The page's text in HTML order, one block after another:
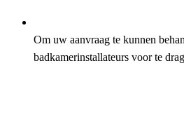
Om uw aanvraag te kunnen
badkamerinstallateurs voor te